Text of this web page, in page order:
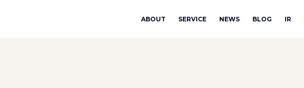
ABOUT SERVICE NEWS BLOG IR